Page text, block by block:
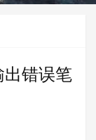
错误笔